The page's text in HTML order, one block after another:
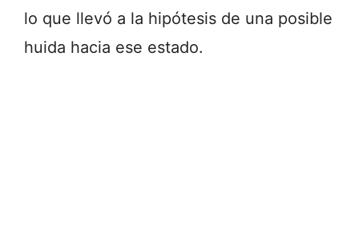
lo que llevó a la hipótesis de una posible
huida hacia ese estado.